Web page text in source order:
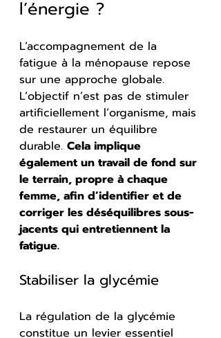
l’énergie ?
L’accompagnement de la
fatigue à la ménopause repose
sur une approche globale.
L’objectif n’est pas de stimuler
artificiellement l’organisme, mais
de restaurer un équilibre
durable. Cela implique
également un travail de fond sur
le terrain, propre à chaque
femme, afin d’identifier et de
corriger les déséquilibres sous-
jacents qui entretiennent la
fatigue.
Stabiliser la glycémie
La régulation de la glycémie
constitue un levier essentiel